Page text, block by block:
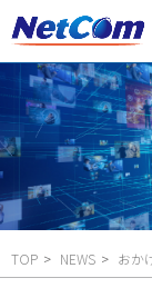
TOP NEWS おか